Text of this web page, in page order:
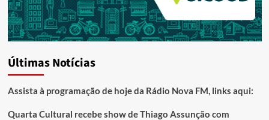
Últimas Notícias
Assista à programação de hoje da Rádio Nova FM, links aqui:
Quarta Cultural recebe show de Thiago Assunção com